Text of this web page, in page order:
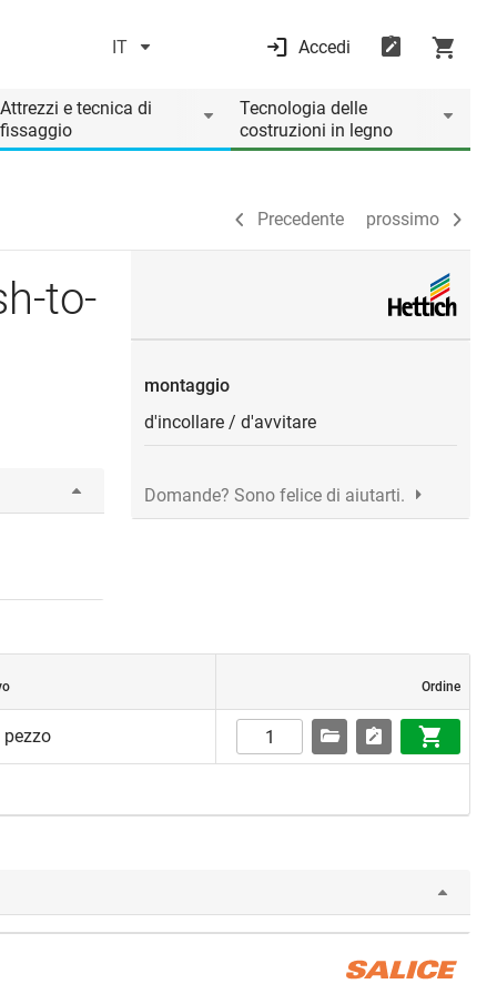
IT Accedi
Attrezzi e tecnica di
fissaggio
Tecnologia delle
costruzioni in legno
Precedente prossimo
Precedente prossimo
to-
montaggio
d'incollare / d'avvitare
Domande? Sono felice di aiutarti.
Ordine
pezzo